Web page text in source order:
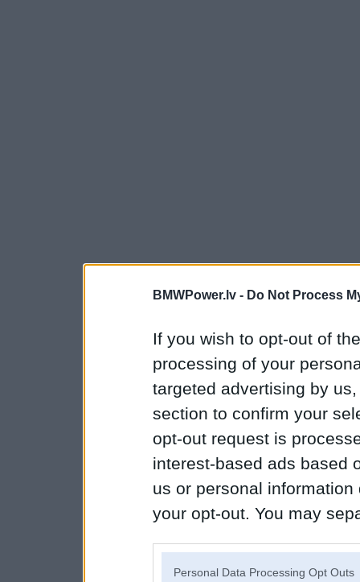
BMWPower.lv - Do Not Process
If you wish to opt-out of
processing of your
targeted advertising by
section to confirm your
opt-out request is
interest-based ads based
us or personal
your opt-out. You may
Personal Data Processing Opt Outs